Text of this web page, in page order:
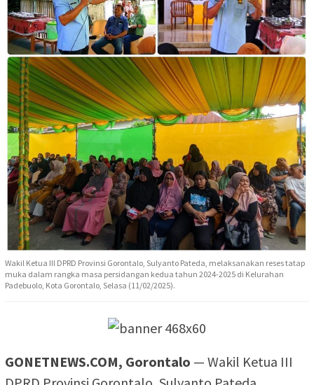
Wakil Ketua III DPRD Provinsi Gorontalo, Sulyanto Pateda, melaksanakan reses tatap
muka dalam rangka masa persidangan kedua tahun 2024-2025 di Kelurahan
Padebuolo, Kota Gorontalo, Selasa (11/02/2025).
GONETNEWS.COM, Gorontalo — Wakil Ketua III